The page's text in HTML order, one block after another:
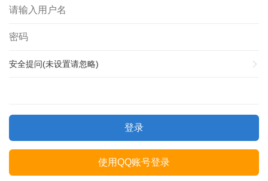
安全提问(未设置请忽略)
登录
使用QQ账号登录